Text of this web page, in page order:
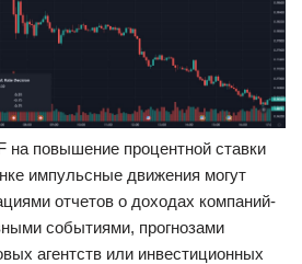
на повышение процентной ставки
импульсные движения могут
отчетов о доходах компаний-
событиями, прогнозами
агентств или инвестиционных